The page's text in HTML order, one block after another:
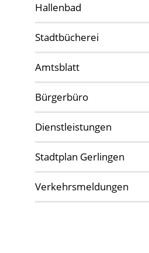
Hallenbad
Stadtbücherei
Amtsblatt
Bürgerbüro
Dienstleistungen
Stadtplan Gerlingen
Verkehrsmeldungen